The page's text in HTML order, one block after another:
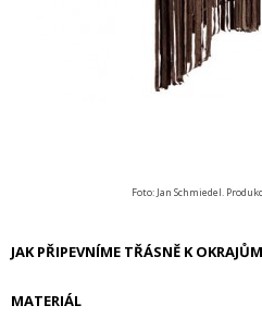
Foto: Jan Schmiedel.
JAK PŘIPEVNÍME TŘÁSNĚ K
MATERIÁL